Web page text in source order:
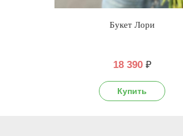
Букет Лори
18 390 ₽